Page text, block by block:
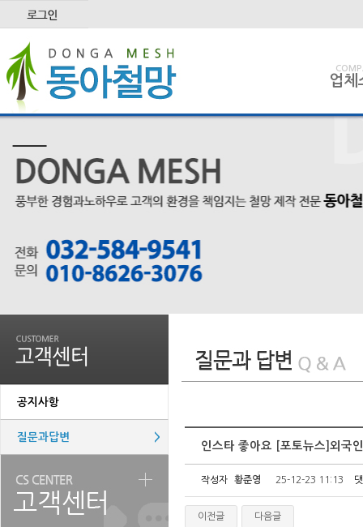
업체
공지사항
질문과답변 >
인스타 좋아요 [포토뉴스]외국
작성자 황준영 25-12-23 11:13
이전글 다음글